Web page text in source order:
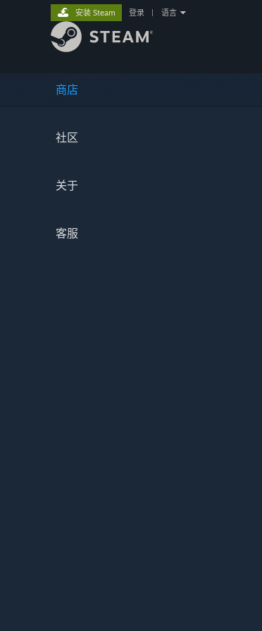
商店
社区
关于
客服
安装 Steam 登录 语言